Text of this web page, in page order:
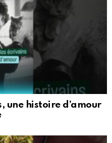
une histoire d’amour